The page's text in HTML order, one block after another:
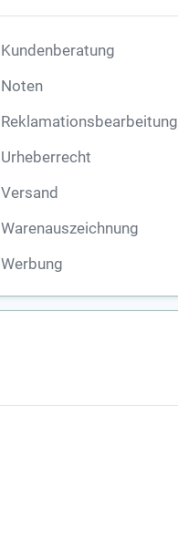
Kundenberatung
Noten
Reklamationsbearbeitung
Urheberrecht
Versand
Warenauszeichnung
Werbung